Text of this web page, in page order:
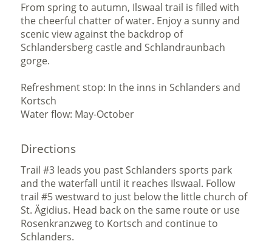
From spring to autumn, Ilswaal trail is filled with
the cheerful chatter of water. Enjoy a sunny and
scenic view against the backdrop of
Schlandersberg castle and Schlandraunbach
gorge.
Refreshment stop: In the inns in Schlanders and
Kortsch
Water flow: May-October
Directions
Trail #3 leads you past Schlanders sports park
and the waterfall until it reaches Ilswaal. Follow
trail #5 westward to just below the little church of
St. Ägidius. Head back on the same route or use
Rosenkranzweg to Kortsch and continue to
Schlanders.